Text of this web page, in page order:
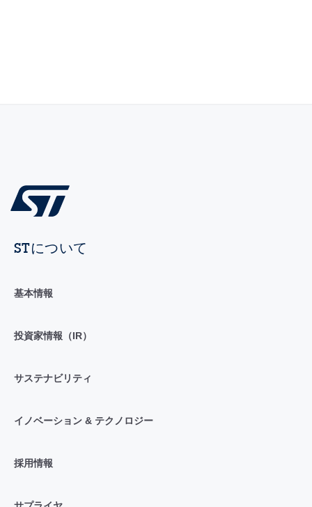
STについて
基本情報
投資家情報（IR）
サステナビリティ
イノベーション & テクノロジー
採用情報